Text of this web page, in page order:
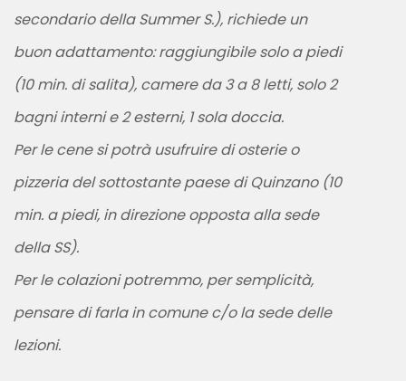
secondario della Summer S.), richiede un
buon adattamento: raggiungibile solo a piedi
(10 min. di salita), camere da 3 a 8 letti, solo 2
bagni interni e 2 esterni, 1 sola doccia.
Per le cene si potrà usufruire di osterie o
pizzeria del sottostante paese di Quinzano (10
min. a piedi, in direzione opposta alla sede
della SS).
Per le colazioni potremmo, per semplicità,
pensare di farla in comune c/o la sede delle
lezioni.